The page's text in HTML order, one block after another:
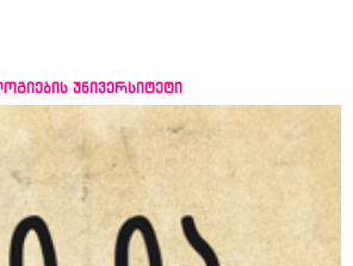
უნივერსიტეტი